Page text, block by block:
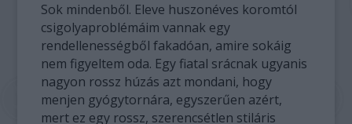
Sok mindenből. Eleve huszonéves koromtól
csigolyaproblémáim vannak egy
rendellenességből fakadóan, amire sokáig
nem figyeltem oda. Egy fiatal srácnak ugyanis
nagyon rossz húzás azt mondani, hogy
menjen gyógytornára, egyszerűen azért,
mert ez egy rossz, szerencsétlen stiláris